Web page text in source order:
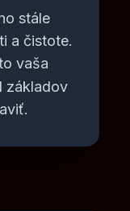
stále
a čistote.
vaša
základov